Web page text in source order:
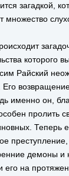
загадкой,
которого
Райский
Его
именно он,
пролить
Теперь
демоны и
на